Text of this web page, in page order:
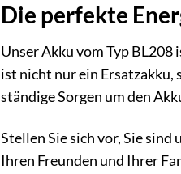
Die perfekte
Unser Akku vom Typ
ist nicht nur ein
ständige Sorgen um den
Stellen Sie sich vor, Sie
Ihren Freunden und Ihrer